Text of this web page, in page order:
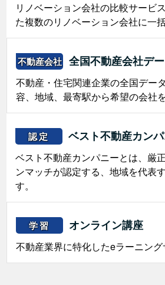
リノベーション会社の比較サービ
た複数のリノベーション会社に一
不動産会社 全国不動産会社デ
不動産・住宅関連企業の全国デー
容、地域、最寄駅から希望の会社
認定 ベスト不動産カン
ベスト不動産カンパニーとは、厳
ンマッチが認定する、地域を代表
す。
学習 オンライン講座
不動産業界に特化したeラーニング